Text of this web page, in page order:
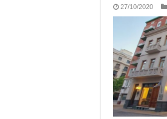
27/10/2020